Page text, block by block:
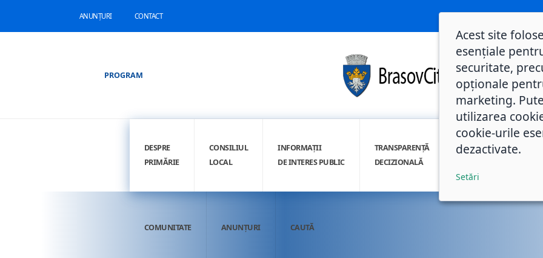
ANUNȚURI CONTACT
PROGRAM
DESPRE
PRIMĂRIE
CONSILIUL
LOCAL
INFORMAȚII
DE INTERES PUBLIC
TRANSPARENȚĂ
DECIZIONALĂ
INTEGRITATE
COMUNITATE ANUNȚURI CAUTĂ
Acest site
esențiale
securitate,
opționale
marketing.
utilizarea
cookie-urile
dezactivate.
Setări